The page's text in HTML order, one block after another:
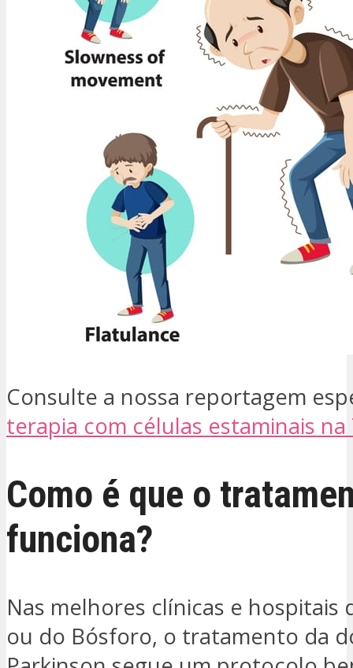
Consulte a nossa reportagem
terapia com células estaminais
Como é que o
funciona?
Nas melhores clínicas e hospitais
ou do Bósforo, o tratamento da